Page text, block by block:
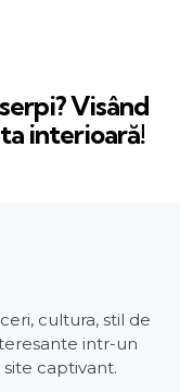
Visând
interioară!
cultura, stil de
intr-un
captivant.